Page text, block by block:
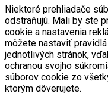
Niektoré prehliadače
odstraňujú. Mali by ste
cookie a nastavenia
môžete nastaviť
jednotlivých stránok,
ochranou svojho
súborov cookie zo
ktorým dôverujete.